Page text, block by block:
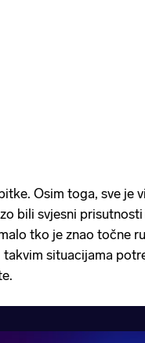
Osim toga, sve je
bili svjesni
tko je znao točne
takvim situacijama